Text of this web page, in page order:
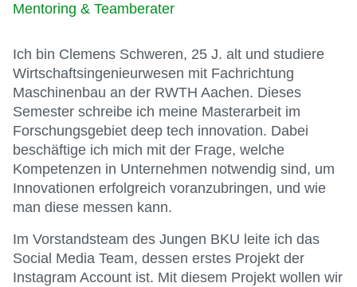
Mentoring & Teamberater
Ich bin Clemens Schweren, 25 J. alt und studiere
Wirtschaftsingenieurwesen mit Fachrichtung
Maschinenbau an der RWTH Aachen. Dieses
Semester schreibe ich meine Masterarbeit im
Forschungsgebiet deep tech innovation. Dabei
beschäftige ich mich mit der Frage, welche
Kompetenzen in Unternehmen notwendig sind, um
Innovationen erfolgreich voranzubringen, und wie
man diese messen kann.
Im Vorstandsteam des Jungen BKU leite ich das
Social Media Team, dessen erstes Projekt der
Instagram Account ist. Mit diesem Projekt wollen wir